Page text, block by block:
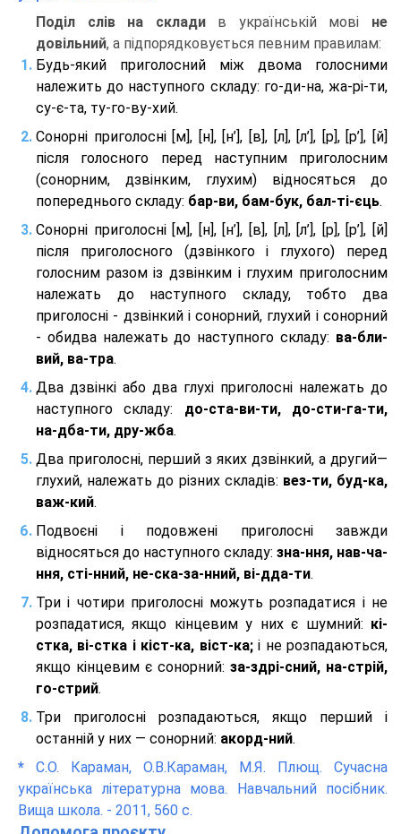
Поділ слів на складив українській мові не
довільний, а підпорядковується певним правилам:
Будь-який приголосний між двома голосними
належить до наступного складу: го-ди-на, жа-рі-ти,
су-є-та, ту-го-ву-хий.
Сонорні приголосні [м], [н], [н’], [в], [л], [л’], [р], [р’], [й]
після голосного перед наступним приголосним
(сонорним, дзвінким, глухим) відносяться до
попереднього складу: бар-ви, бам-бук, бал-ті-єць.
Сонорні приголосні [м], [н], [н’], [в], [л], [л’], [р], [р’], [й]
після приголосного (дзвінкого і глухого) перед
голосним разом із дзвінким і глухим приголосним
належать до наступного складу, тобто два
приголосні - дзвінкий і сонорний, глухий і сонорний
- обидва належать до наступного складу: ва-бли-
вий, ва-тра.
Два дзвінкі або два глухі приголосні належать до
наступного складу: до-ста-ви-ти, до-сти-га-ти,
на-дба-ти, дру-жба.
Два приголосні, перший з яких дзвінкий, а другий—
глухий, належать до різних складів: вез-ти, буд-ка,
важ-кий.
Подвоєні і подовжені приголосні завжди
відносяться до наступного складу: зна-ння, нав-ча-
ння, сті-нний, не-ска-за-нний, ві-дда-ти.
Три і чотири приголосні можуть розпадатися і не
розпадатися, якщо кінцевим у них є шумний: кі-
стка, ві-стка і кіст-ка, віст-ка;і не розпадаються,
якщо кінцевим є сонорний: за-здрі-сний, на-стрій,
го-стрий.
Три приголосні розпадаються, якщо перший і
останній у них — сонорний: акорд-ний.
* С.О. Караман, О.В.Караман, М.Я. Плющ. Сучасна
українська літературна мова. Навчальний посібник.
Вища школа. - 2011, 560 с.